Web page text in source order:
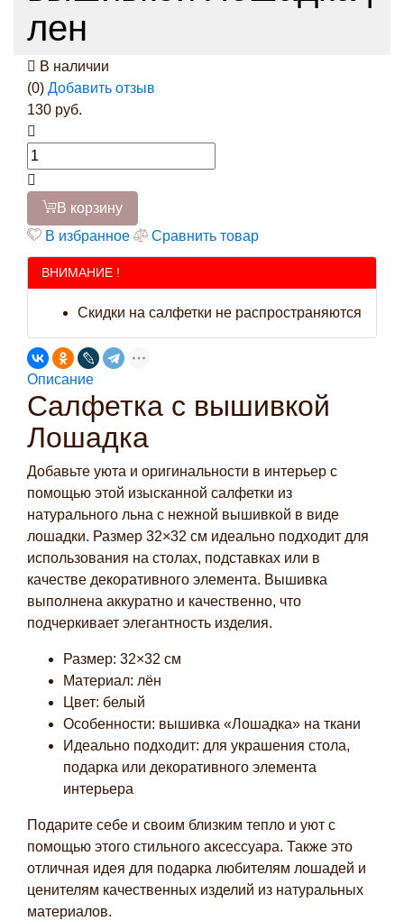
лен
В наличии
(0) Добавить отзыв
130 руб.
В корзину
В избранное
Сравнить товар
ВНИМАНИЕ !
Скидки на салфетки не распространяются
Описание
Салфетка с вышивкой
Лошадка
Добавьте уюта и оригинальности в интерьер с
помощью этой изысканной салфетки из
натурального льна с нежной вышивкой в виде
лошадки. Размер 32×32 см идеально подходит для
использования на столах, подставках или в
качестве декоративного элемента. Вышивка
выполнена аккуратно и качественно, что
подчеркивает элегантность изделия.
Размер: 32×32 см
Материал: лён
Цвет: белый
Особенности: вышивка «Лошадка» на ткани
Идеально подходит: для украшения стола,
подарка или декоративного элемента
интерьера
Подарите себе и своим близким тепло и уют с
помощью этого стильного аксессуара. Также это
отличная идея для подарка любителям лошадей и
ценителям качественных изделий из натуральных
материалов.